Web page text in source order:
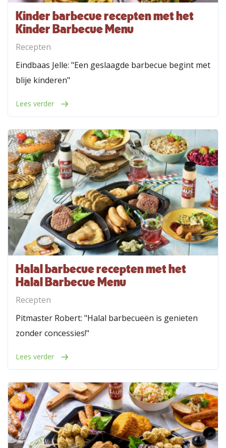
Kinder barbecue recepten met het
Kinder Barbecue Menu
Recepten
Eindbaas Jelle: "Een geslaagde barbecue begint met
blije kinderen"
Lees verder
Halal barbecue recepten met het
Halal Barbecue Menu
Recepten
Pitmaster Robert: "Halal barbecueën is genieten
zonder concessies!"
Lees verder